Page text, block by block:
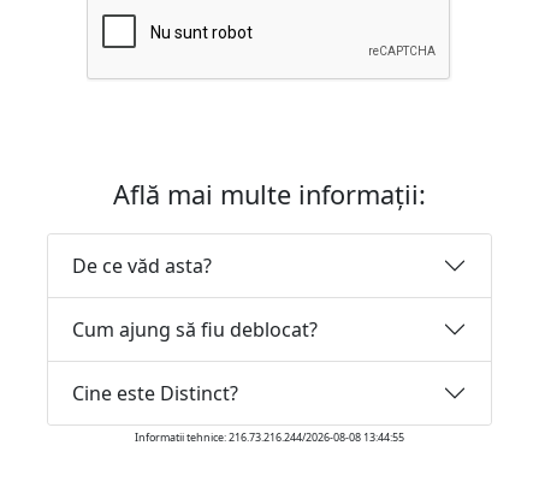
Află mai multe informații:
De ce văd asta?
Cum ajung să fiu deblocat?
Cine este Distinct?
Informatii tehnice: 216.73.216.244/2026-08-08 13:44:55